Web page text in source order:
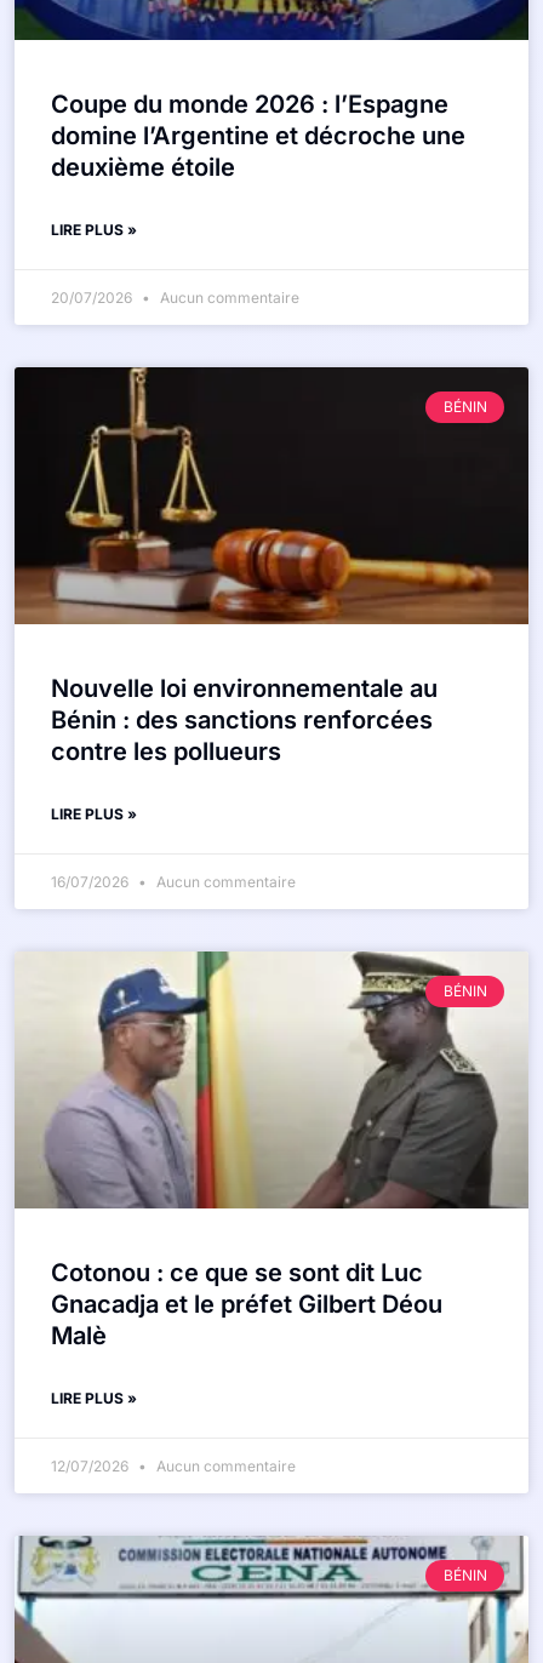
Coupe du monde 2026 : l’Espagne
domine l’Argentine et décroche une
deuxième étoile
LIRE PLUS »
20/07/2026 Aucun commentaire
BÉNIN
Nouvelle loi environnementale au
Bénin : des sanctions renforcées
contre les pollueurs
LIRE PLUS »
16/07/2026 Aucun commentaire
BÉNIN
Cotonou : ce que se sont dit Luc
Gnacadja et le préfet Gilbert Déou
Malè
LIRE PLUS »
12/07/2026 Aucun commentaire
BÉNIN